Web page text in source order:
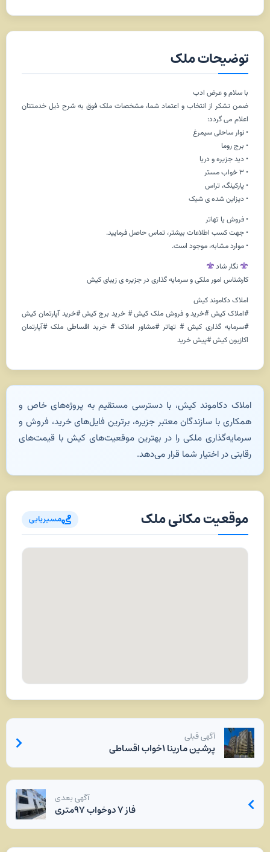
توضیحات ملک
با سلام و عرض ادب
ضمن تشکر از انتخاب و اعتماد شما، مشخصات ملک فوق به شرح ذیل خدمتتان
اعلام می گردد:
• نوار ساحلی سیمرغ
• برج روما
• دید جزیره و دریا
• ۳ خواب مستر
• پارکینگ، تراس
• دیزاین شده ی شیک
• فروش یا تهاتر
• جهت کسب اطلاعات بیشتر، تماس حاصل فرمایید.
• موارد مشابه، موجود است.
نگار شاد
کارشناس امور ملکی و سرمایه گذاری در جزیره ی زیبای کیش
املاک دکاموند کیش
#املاک کیش #خرید و فروش ملک کیش # خرید برج کیش #خرید آپارتمان کیش
#سرمایه گذاری کیش # تهاتر #مشاور املاک # خرید اقساطی ملک #آپارتمان
اکازیون کیش #پیش خرید
املاک دکاموند کیش، با دسترسی مستقیم به پروژه‌های خاص و
همکاری با سازندگان معتبر جزیره، برترین فایل‌های خرید، فروش و
سرمایه‌گذاری ملکی را در بهترین موقعیت‌های کیش با قیمت‌های
رقابتی در اختیار شما قرار می‌دهد.
موقعیت مکانی ملک مسیریابی
آگهی قبلی
پرشین مارینا ۱خواب اقساطی
آگهی بعدی
فاز ۷ دوخواب ۹۷متری